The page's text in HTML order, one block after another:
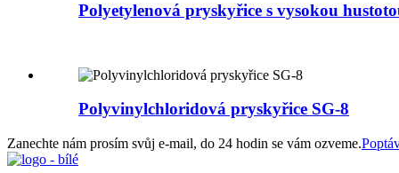
Polyetylenová pryskyřice s vysokou
Polyvinylchloridová pryskyřice SG-8
Zanechte nám prosím svůj e-mail, do 24 hodin se vám ozveme.